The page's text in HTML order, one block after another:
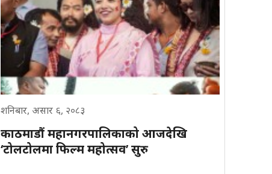
शनिबार, असार ६, २०८३
काठमाडौं महानगरपालिकाको आजदेखि
‘टोलटोलमा फिल्म महोत्सव’ सुरु